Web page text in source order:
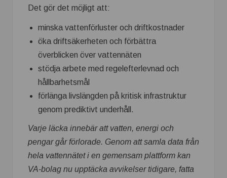
Det gör det möjligt att:
minska vattenförluster och driftkostnader
öka driftsäkerheten och förbättra
överblicken över vattennäten
stödja arbete med regelefterlevnad och
hållbarhetsmål
förlänga livslängden på kritisk infrastruktur
genom prediktivt underhåll.
Varje läcka innebär att vatten, energi och
pengar går förlorade. Genom att samla data från
hela vattennätet i en gemensam plattform kan
VA-bolag nu upptäcka avvikelser tidigare, fatta